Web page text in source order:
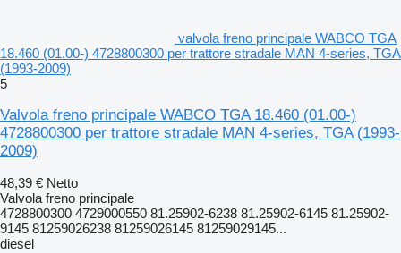
valvola freno principale WABCO TGA
18.460 (01.00-) 4728800300 per trattore stradale MAN 4-series, TGA
(1993-2009)
5
Valvola freno principale WABCO TGA 18.460 (01.00-)
4728800300 per trattore stradale MAN 4-series, TGA (1993-
2009)
48,39 € Netto
Valvola freno principale
4728800300 4729000550 81.25902-6238 81.25902-6145 81.25902-
9145 81259026238 81259026145 81259029145...
diesel